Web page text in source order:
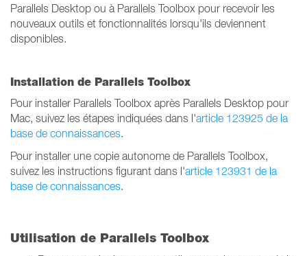
Parallels Desktop ou à Parallels Toolbox pour recevoir les
nouveaux outils et fonctionnalités lorsqu'ils deviennent
disponibles.
Installation de Parallels Toolbox
Pour installer Parallels Toolbox après Parallels Desktop pour
Mac, suivez les étapes indiquées dans l'article 123925 de la
base de connaissances.
Pour installer une copie autonome de Parallels Toolbox,
suivez les instructions figurant dans l'article 123931 de la
base de connaissances.
Utilisation de Parallels Toolbox